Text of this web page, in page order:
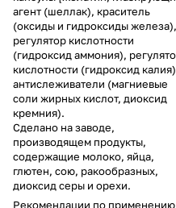
агент (шеллак), краситель
(оксиды и гидроксиды железа),
регулятор кислотности
(гидроксид аммония),
кислотности (гидроксид
антислеживатели (магниевые
соли жирных кислот, диоксид
кремния).
Сделано на заводе,
производящем продукты,
содержащие молоко, яйца,
глютен, сою, ракообразных,
диоксид серы и орехи.
Рекомендации по применению